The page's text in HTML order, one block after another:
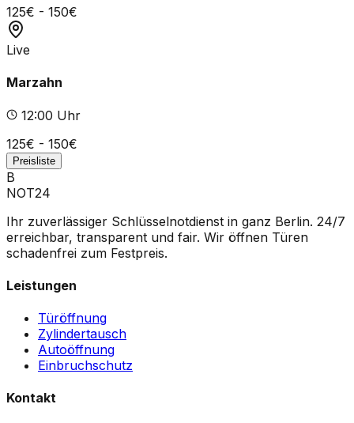
125€ - 150€
Live
Marzahn
12:00 Uhr
125€ - 150€
Preisliste
B
NOT24
Ihr zuverlässiger Schlüsselnotdienst in ganz Berlin. 24/7
erreichbar, transparent und fair. Wir öffnen Türen
schadenfrei zum Festpreis.
Leistungen
Türöffnung
Zylindertausch
Autoöffnung
Einbruchschutz
Kontakt